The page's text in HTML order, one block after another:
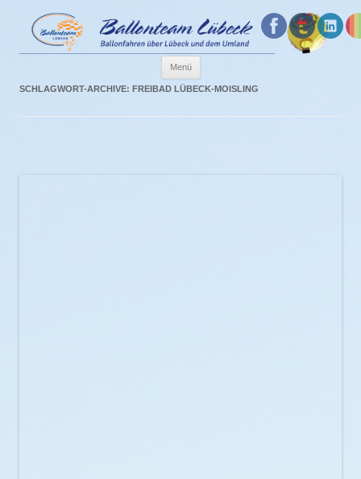
Menü
Zum
SCHLAGWORT-ARCHIVE: FREIBAD LÜBECK-MOISLING